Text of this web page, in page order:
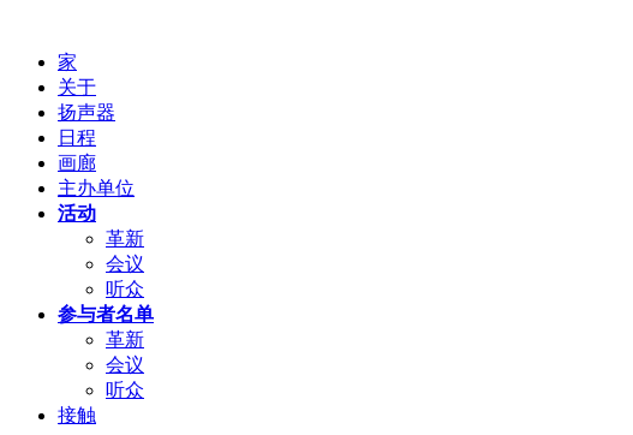
家
关于
扬声器
日程
画廊
主办单位
活动
革新
会议
听众
参与者名单
革新
会议
听众
接触